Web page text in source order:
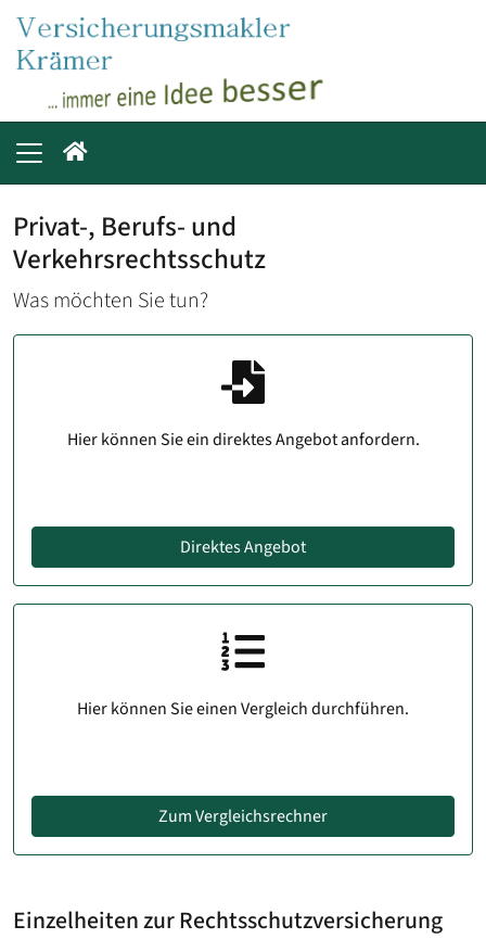
Privat-, Berufs- und
Verkehrsrechtsschutz
Was möchten Sie tun?
Hier können Sie ein direktes Angebot anfordern.
Direktes Angebot
Hier können Sie einen Vergleich durchführen.
Zum Vergleichsrechner
Einzelheiten zur Rechtsschutzversicherung